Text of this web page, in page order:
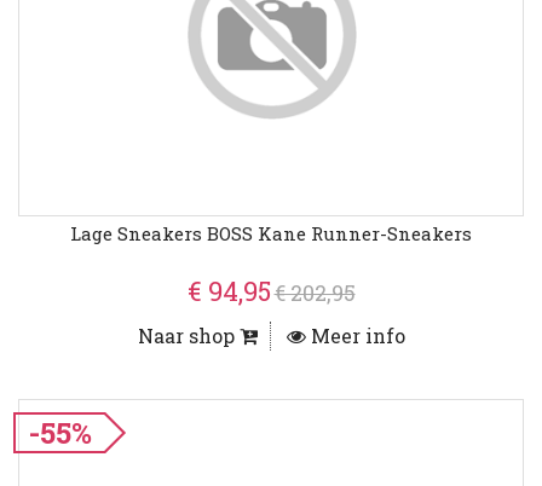
Lage Sneakers BOSS Kane Runner-Sneakers
€ 94,95€ 202,95
Naar shop Meer info
-55%